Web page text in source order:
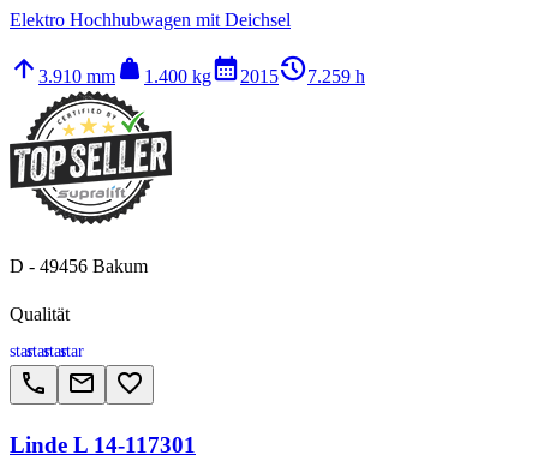
Elektro Hochhubwagen mit Deichsel
arrow_upward 3.910 mm weight 1.400 kgcalendar_month2015history_27.259 h
D - 49456 Bakum
Qualität
starstarstarstar
call email favorite_border
Linde L 14-117301